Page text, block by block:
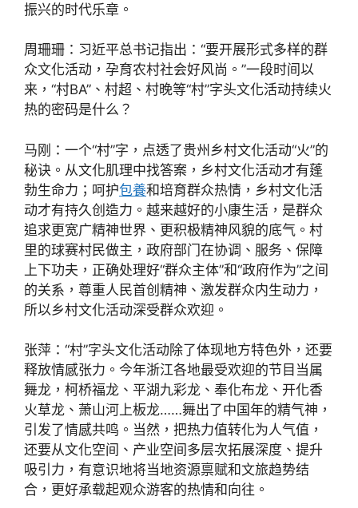
振兴的时代乐章。
周珊珊：习近平总书记指出：“要开展形式多样的群
众文化活动，孕育农村社会好风尚。”一段时间以
来，“村BA”、村超、村晚等“村”字头文化活动持续火
热的密码是什么？
马刚：一个“村”字，点透了贵州乡村文化活动“火”的
秘诀。从文化肌理中找答案，乡村文化活动才有蓬
勃生命力；呵护包養和培育群众热情，乡村文化活
动才有持久创造力。越来越好的小康生活，是群众
追求更宽广精神世界、更积极精神风貌的底气。村
里的球赛村民做主，政府部门在协调、服务、保障
上下功夫，正确处理好“群众主体”和“政府作为”之间
的关系，尊重人民首创精神、激发群众内生动力，
所以乡村文化活动深受群众欢迎。
张萍：“村”字头文化活动除了体现地方特色外，还要
释放情感张力。今年浙江各地最受欢迎的节目当属
舞龙，柯桥福龙、平湖九彩龙、奉化布龙、开化香
火草龙、萧山河上板龙……舞出了中国年的精气神，
引发了情感共鸣。当然，把热力值转化为人气值，
还要从文化空间、产业空间多层次拓展深度、提升
吸引力，有意识地将当地资源禀赋和文旅趋势结
合，更好承载起观众游客的热情和向往。